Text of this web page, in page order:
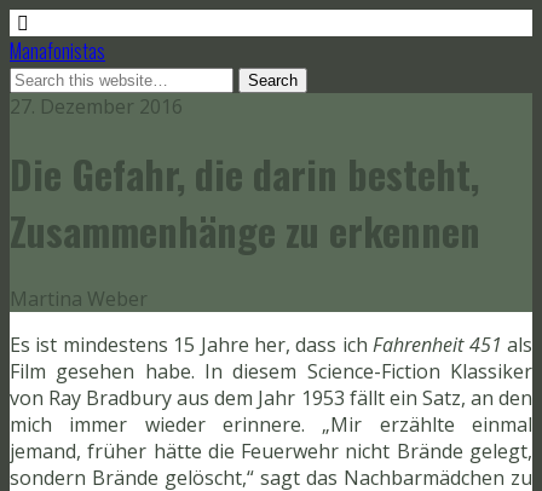
Manafonistas
27. Dezember 2016
Die Gefahr, die darin besteht,
Zusammenhänge zu erkennen
Martina Weber
Es ist mindestens 15 Jahre her, dass ichFahrenheit 451 als
Film gesehen habe. In diesem Science-Fiction Klassiker
von Ray Bradbury aus dem Jahr 1953 fällt ein Satz, an den
mich immer wieder erinnere. „Mir erzählte einmal
jemand, früher hätte die Feuerwehr nicht Brände gelegt,
sondern Brände gelöscht,“ sagt das Nachbarmädchen zu